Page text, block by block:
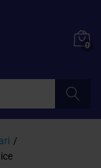
0
/